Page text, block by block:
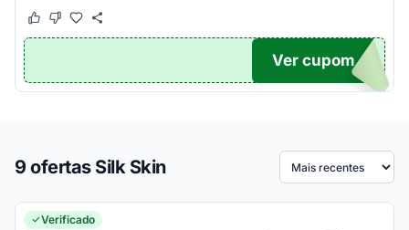
Este cupom funcionou
Este cupom não funcionou
TICO
Ver cupom
9 ofertas Silk Skin Ordenar por
Verificado